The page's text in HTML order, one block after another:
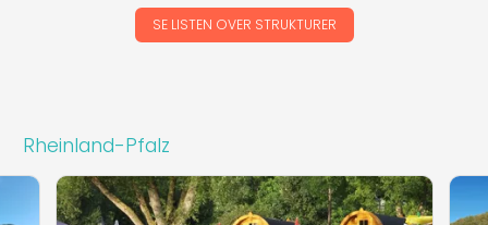
SE LISTEN OVER STRUKTURER
Rheinland-Pfalz